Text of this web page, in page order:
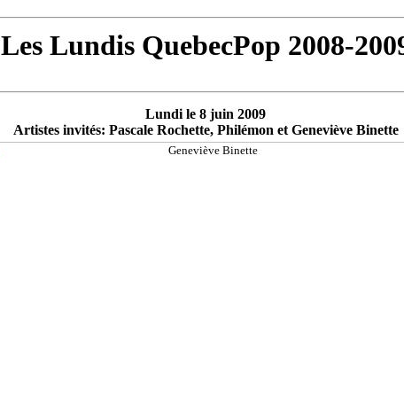
Les Lundis QuebecPop 2008-
Lundi le 8 juin 2009
Artistes invités: Pascale Rochette, Philémon et Geneviève Binette